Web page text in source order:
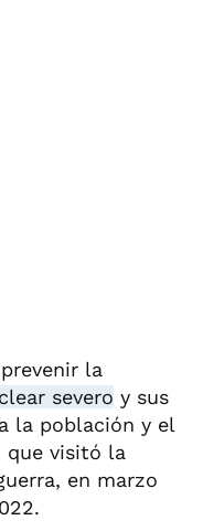
la
severo y sus
la población y el
que visitó la
en marzo